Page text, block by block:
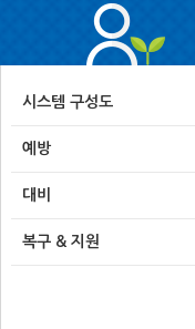
시스템 구성도
예방
대비
복구 & 지원